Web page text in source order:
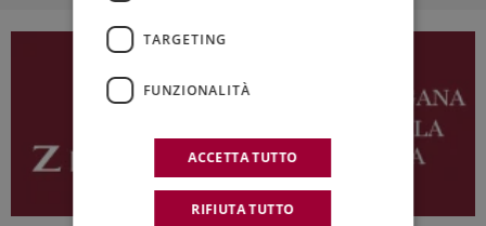
TARGETING
FUNZIONALITÀ
ACCETTA TUTTO
RIFIUTA TUTTO